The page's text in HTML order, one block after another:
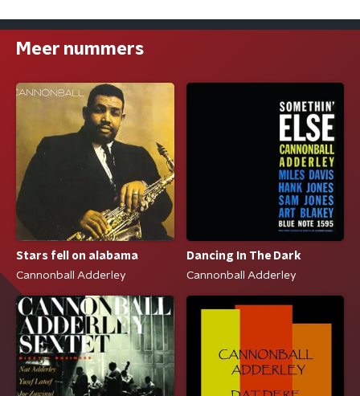
Meer nummers
Stars fell on alabama
Cannonball Adderley
Dancing In The Dark
Cannonball Adderley